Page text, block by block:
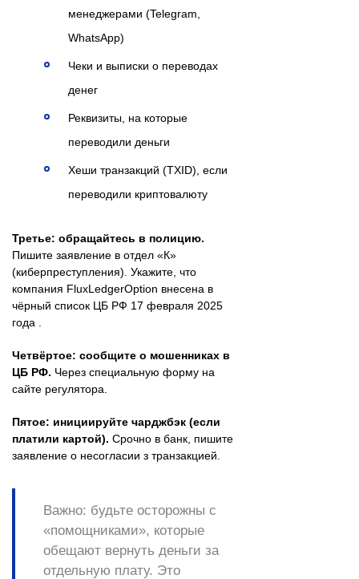
менеджерами (Telegram,
WhatsApp)
Чеки и выписки о переводах
денег
Реквизиты, на которые
переводили деньги
Хеши транзакций (TXID), если
переводили криптовалюту
Третье: обращайтесь в полицию.
Пишите заявление в отдел «К»
(киберпреступления). Укажите, что
компания FluxLedgerOption внесена в
чёрный список ЦБ РФ 17 февраля 2025
года .
Четвёртое: сообщите о мошенниках в
ЦБ РФ. Через специальную форму на
сайте регулятора.
Пятое: инициируйте чарджбэк (если
платили картой). Срочно в банк, пишите
заявление о несогласии з транзакцией.
Важно: будьте осторожны с
«помощниками», которые
обещают вернуть деньги за
отдельную плату. Это